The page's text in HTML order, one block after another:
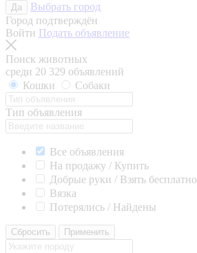
Да
Выбрать город
Город подтверждён
Войти Подать объявление
Поиск животных
среди 20 329 объявлений
Кошки
Собаки
Тип объявления
Все объявления
На продажу / Купить
Добрые руки / Взять бесплатно
Вязка
Потерялись / Найдены
Сбросить Применить